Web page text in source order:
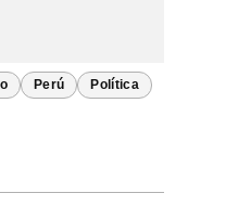
Perú Política